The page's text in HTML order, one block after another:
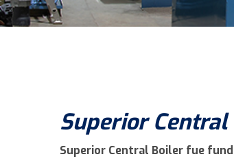
Superior
Superior Central Boiler fue